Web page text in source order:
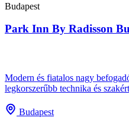
Budapest
Park Inn By Radisson
Modern és fiatalos nagy
legkorszerűbb technika és
Budapest